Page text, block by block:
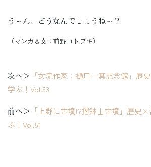
う～ん、どうなんでしょうね～？
（マンガ＆文：前野コトブキ）
次へ＞ 「女流作家：樋口一葉記念館」歴
学ぶ！Vol.53
前へ＞ 「上野に古墳!?摺鉢山古墳」歴史
ぶ！Vol.51